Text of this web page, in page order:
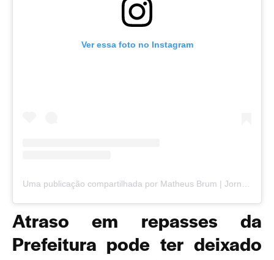
Ver essa foto no Instagram
Uma publicação compartilhada por Matheus Brum | Jornalismo Independente em Juiz de Fora (@matheusbrumjornalista)
Atraso em repasses da
Prefeitura pode ter deixado